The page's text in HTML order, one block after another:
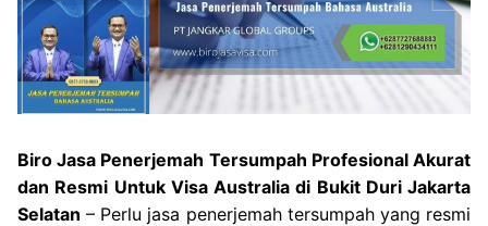
Biro Jasa Penerjemah Tersumpah Profesional Akurat
dan Resmi Untuk Visa Australia di Bukit Duri Jakarta
Selatan – Perlu jasa penerjemah tersumpah yang resmi